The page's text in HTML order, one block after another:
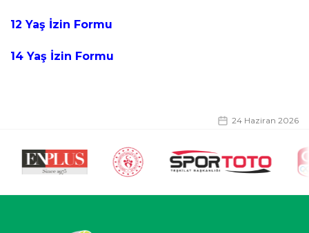
12 Yaş İzin Formu
14 Yaş İzin Formu
24 Haziran 2026